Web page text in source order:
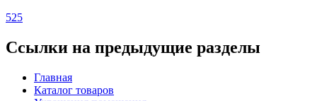
525
Ссылки на предыдущие разделы
Главная
Каталог товаров